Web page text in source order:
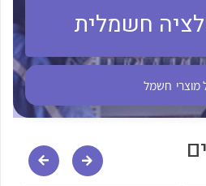
חשמלית
מוצרי חשמל